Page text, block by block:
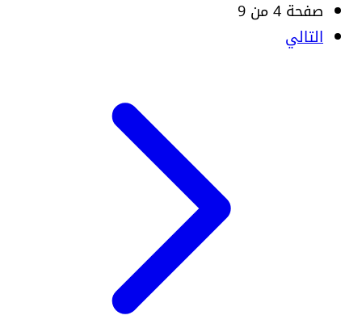
صفحة 4 من 9
التالي